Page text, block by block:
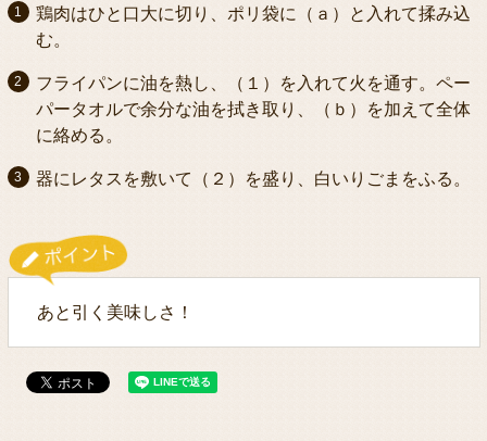
鶏肉はひと口大に切り、ポリ袋に（ａ）と入れて揉み込
む。
フライパンに油を熱し、（１）を入れて火を通す。ペー
パータオルで余分な油を拭き取り、（ｂ）を加えて全体
に絡める。
器にレタスを敷いて（２）を盛り、白いりごまをふる。
あと引く美味しさ！